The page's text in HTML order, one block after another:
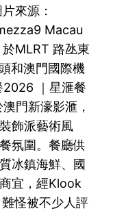
來源：
Macau
MLRT 路氹東
和澳門國際機
2026 ｜星滙餐
門新濠影滙，
飾派藝術風
氛圍。餐廳供
冰鎮海鮮、國
宜，經Klook
怪被不少人評